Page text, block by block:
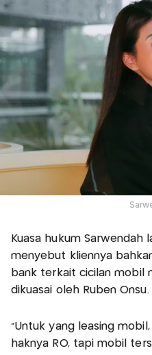
Kuasa hukum Sarwendah
menyebut kliennya
bank terkait cicilan mobil
dikuasai oleh Ruben Onsu.
"Untuk yang leasing
haknya RO, tapi mobil